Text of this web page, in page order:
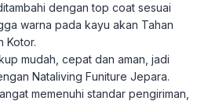
dengan top coat sesuai
warna pada kayu akan Tahan
Kotor.
mudah, cepat dan aman, jadi
Nataliving Funiture Jepara.
memenuhi standar pengiriman,